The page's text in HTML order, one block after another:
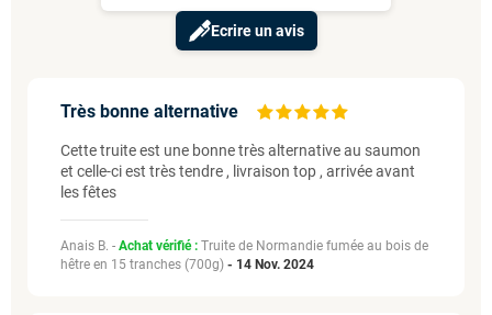
Ecrire un avis
Très bonne alternative
Cette truite est une bonne très alternative au saumon
et celle-ci est très tendre , livraison top , arrivée avant
les fêtes
Anais B. - Achat vérifié : Truite de Normandie fumée au bois de
hêtre en 15 tranches (700g) - 14 Nov. 2024